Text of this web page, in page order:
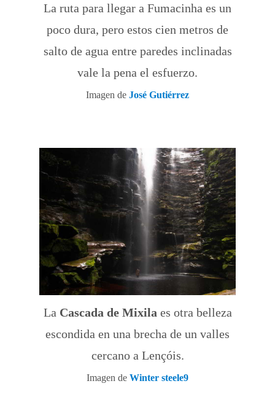
La ruta para llegar a Fumacinha es un
poco dura, pero estos cien metros de
salto de agua entre paredes inclinadas
vale la pena el esfuerzo.
Imagen de José Gutiérrez
La Cascada de Mixila es otra belleza
escondida en una brecha de un valles
cercano a Lençóis.
Imagen de Winter steele9